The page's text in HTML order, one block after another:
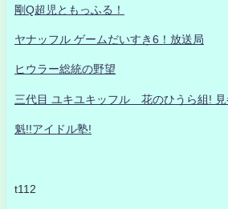
剛Q超児ともっふる！
ヤナッフル ゲームだいすき6！放送局
ヒウラー総統の野望
三代目 ユキユキッフル 花のひうら組! 見
魁!!アイドル塾!
t112